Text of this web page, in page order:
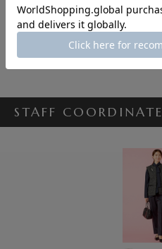
VERY STORE セレクション
7,700円
STAFF COORDINATE